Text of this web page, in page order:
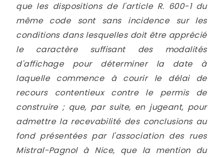
que les dispositions de l'article R. 600-1 du
même code sont sans incidence sur les
conditions dans lesquelles doit être apprécié
le caractère suffisant des modalités
d'affichage pour déterminer la date à
laquelle commence à courir le délai de
recours contentieux contre le permis de
construire ; que, par suite, en jugeant, pour
admettre la recevabilité des conclusions au
fond présentées par l'association des rues
Mistral-Pagnol à Nice, que la mention du